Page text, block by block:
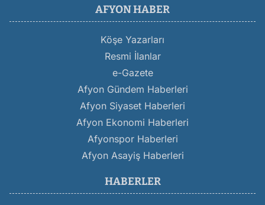
AFYON HABER
Köşe Yazarları
Resmi İlanlar
e-Gazete
Afyon Gündem Haberleri
Afyon Siyaset Haberleri
Afyon Ekonomi Haberleri
Afyonspor Haberleri
Afyon Asayiş Haberleri
HABERLER